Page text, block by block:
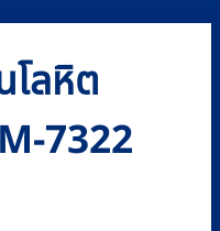
โลหิต
7322